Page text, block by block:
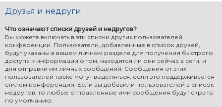
Друзья и недруги
Что означают списки друзей и недругов?
Вы можете включать в эти списки других пользователей
конференции. Пользователи, добавленные в список друзей,
будут указаны в вашем личном разделе для получения быстрого
доступа к информации о том, находятся ли они сейчас в сети, и
для отправки им личных сообщений. Сообщения от этих
пользователей также могут выделяться, если это поддерживается
стилем конференции. Если вы добавили пользователей в список
недругов, то любые отправленные ими сообщения будут скрыты
по умолчанию.